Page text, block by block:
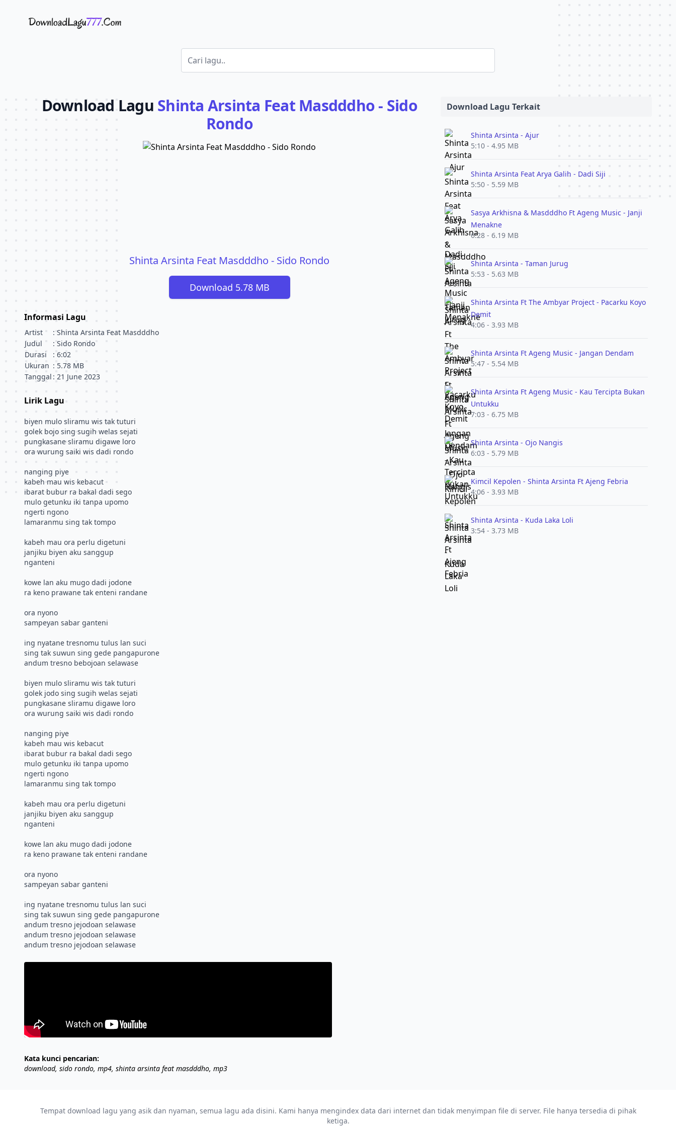
Download Lagu - LaguJoss.com
Download Lagu Shinta Arsinta Feat Masdddho - Sido
Rondo
Shinta Arsinta Feat Masdddho - Sido Rondo
Download 5.78 MB
Informasi Lagu
Artist
: Shinta Arsinta Feat Masdddho
Judul
: Sido Rondo
Durasi
: 6:02
Ukuran : 5.78 MB
Tanggal : 21 June 2023
Lirik Lagu
biyen mulo sliramu wis tak tuturi
golek bojo sing sugih welas sejati
pungkasane sliramu digawe loro
ora wurung saiki wis dadi rondo
nanging piye
kabeh mau wis kebacut
ibarat bubur ra bakal dadi sego
mulo getunku iki tanpa upomo
ngerti ngono
lamaranmu sing tak tompo
kabeh mau ora perlu digetuni
janjiku biyen aku sanggup
nganteni
kowe lan aku mugo dadi jodone
ra keno prawane tak enteni randane
ora nyono
sampeyan sabar ganteni
ing nyatane tresnomu tulus lan suci
sing tak suwun sing gede pangapurone
andum tresno bebojoan selawase
biyen mulo sliramu wis tak tuturi
golek jodo sing sugih welas sejati
pungkasane sliramu digawe loro
ora wurung saiki wis dadi rondo
nanging piye
kabeh mau wis kebacut
ibarat bubur ra bakal dadi sego
mulo getunku iki tanpa upomo
ngerti ngono
lamaranmu sing tak tompo
kabeh mau ora perlu digetuni
janjiku biyen aku sanggup
nganteni
kowe lan aku mugo dadi jodone
ra keno prawane tak enteni randane
ora nyono
sampeyan sabar ganteni
ing nyatane tresnomu tulus lan suci
sing tak suwun sing gede pangapurone
andum tresno jejodoan selawase
andum tresno jejodoan selawase
Kata kunci pencarian:
download, sido rondo, mp4, shinta arsinta feat masdddho, mp3
Download Lagu Terkait
Shinta Arsinta - Ajur
5:10 - 4.95 MB
Shinta Arsinta Feat Arya Galih - Dadi Siji
5:50 - 5.59 MB
Sasya Arkhisna & Masdddho Ft Ageng Music - Janji
Menakne
6:28 - 6.19 MB
Shinta Arsinta - Taman Jurug
5:53 - 5.63 MB
Shinta Arsinta Ft The Ambyar Project - Pacarku Koyo
Demit
4:06 - 3.93 MB
Shinta Arsinta Ft Ageng Music - Jangan Dendam
5:47 - 5.54 MB
Shinta Arsinta Ft Ageng Music - Kau Tercipta Bukan
Untukku
7:03 - 6.75 MB
Shinta Arsinta - Ojo Nangis
6:03 - 5.79 MB
Kimcil Kepolen - Shinta Arsinta Ft Ajeng Febria
4:06 - 3.93 MB
Shinta Arsinta - Kuda Laka Loli
3:54 - 3.73 MB
Tempat download lagu yang asik dan nyaman, semua lagu ada disini. Kami hanya mengindex data dari internet dan tidak menyimpan file di server. File hanya tersedia di pihak
ketiga.